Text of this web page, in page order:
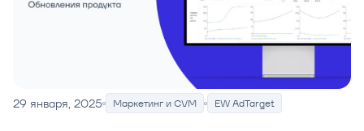
29 января, 2025 Маркетинг и CVM EW AdTarget